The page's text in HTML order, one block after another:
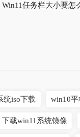
Win11任务栏大小要怎
统iso下载 win10
下载win11系统镜像